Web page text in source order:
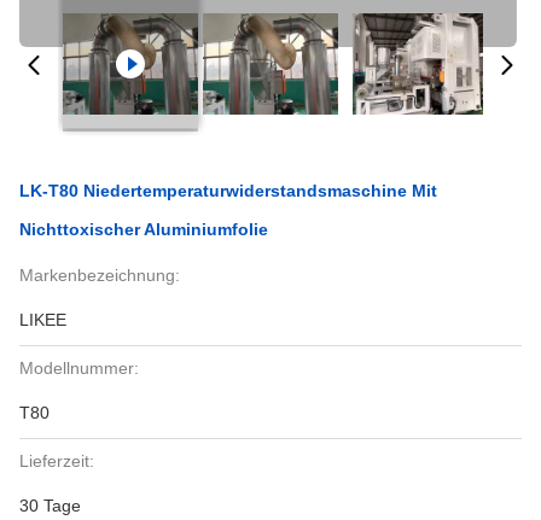
LK-T80 Niedertemperaturwiderstandsmaschine Mit
Nichttoxischer Aluminiumfolie
Markenbezeichnung:
LIKEE
Modellnummer:
T80
Lieferzeit:
30 Tage